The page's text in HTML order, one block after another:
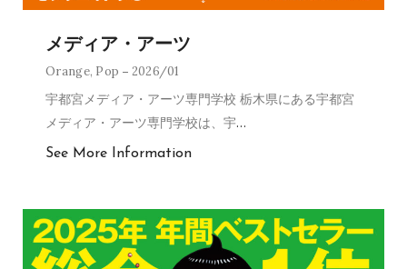
メディア・アーツ
Orange, Pop 2026/01
宇都宮メディア・アーツ専門学校 栃木県にある宇都宮
メディア・アーツ専門学校は、宇…
See More Information